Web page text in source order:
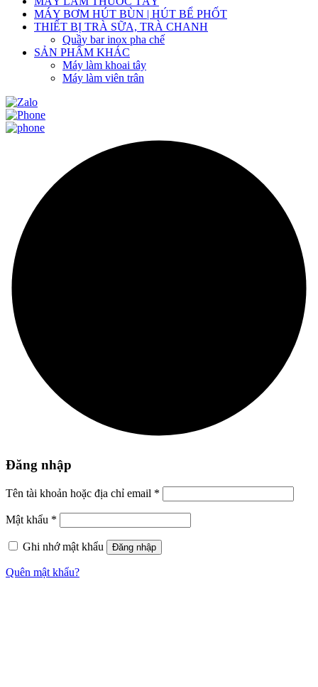
MÁY BƠM HÚT BÙN | HÚT BỂ PHỐT
THIẾT BỊ TRÀ SỮA, TRÀ CHANH
Quầy bar inox pha chế
SẢN PHẨM KHÁC
Máy làm khoai tây
Máy làm viên trân
Đăng nhập
Tên tài khoản hoặc địa chỉ email *
Mật khẩu *
Ghi nhớ mật khẩu Đăng nhập
Quên mật khẩu?